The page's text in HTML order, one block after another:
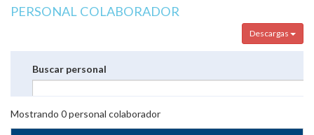
PERSONAL COLABORADOR
Descargas
Buscar personal
Mostrando 0personal colaborador